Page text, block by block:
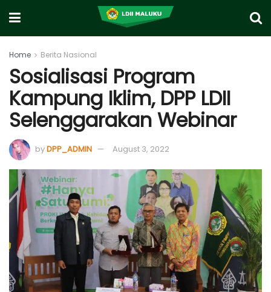
Home Berita Nasional
Sosialisasi Program
Kampung Iklim, DPP LDII
Selenggarakan Webinar
byDPP_ADMIN August 3, 2022